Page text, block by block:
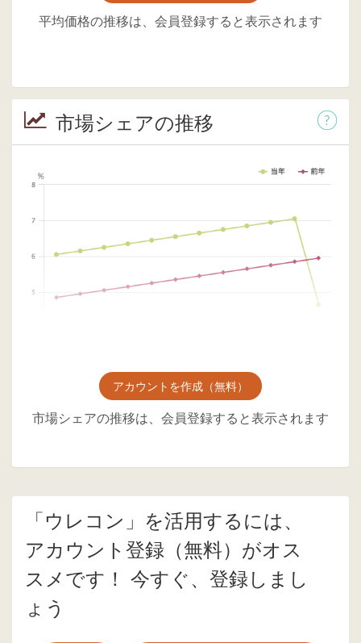
平均価格の推移は、会員登録すると表示されます
市場シェアの推移
アカウントを作成（無料）
市場シェアの推移は、会員登録すると表示されます
「ウレコン」を活用するには、
アカウント登録（無料）がオス
スメです！ 今すぐ、登録しまし
ょう